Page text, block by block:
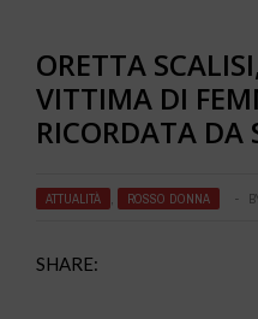
ORETTA
VITTIMA DI
RICORDATA DA
ATTUALITÀ , ROSSO DONNA
SHARE: